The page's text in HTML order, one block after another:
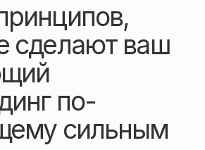
сделают ваш
по-
сильным